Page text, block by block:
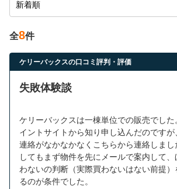
ご質問・ご予約
全8件
ケリーバックスの口コミ評判・評価
失敗体験談
ケリーバックスは一棟単位での販売でし
イントサイトから知り申し込んだのです
連絡がなかなかなくこちらから連絡しまし
してもまず物件を先にメールで案内して
わないの判断（実際買わないはない前提
るのが条件でした。